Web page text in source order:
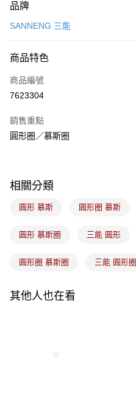
信用卡一次付款
Apple Pay
悠遊付
全盈+PAY
運送方式
常溫宅配-(限重20kg以下)
免運費
品牌
SANNENG 三能
商品特色
商品編號
7623304
銷售重點
圓形圈／慕斯圈
相關分類
圓形 慕斯 圓形圈 慕斯
圓形 慕斯圈 三能 圓形
圓形圈 慕斯圈 三能 圓形圈
其他人也在看